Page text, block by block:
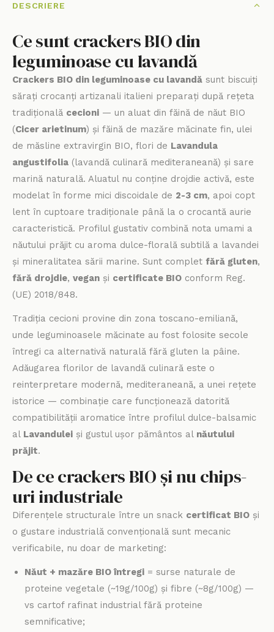
DESCRIERE
Ce sunt crackers BIO din
leguminoase cu lavandă
Crackers BIO din leguminoase cu lavandă sunt biscuiți
sărați crocanți artizanali italieni preparați după rețeta
tradițională cecioni — un aluat din făină de năut BIO
(Cicer arietinum) și făină de mazăre măcinate fin, ulei
de măsline extravirgin BIO, flori de Lavandula
angustifolia (lavandă culinară mediteraneană) și sare
marină naturală. Aluatul nu conține drojdie activă, este
modelat în forme mici discoidale de 2-3 cm, apoi copt
lent în cuptoare tradiționale până la o crocantă aurie
caracteristică. Profilul gustativ combină nota umami a
năutului prăjit cu aroma dulce-florală subtilă a lavandei
și mineralitatea sării marine. Sunt complet fără gluten,
fără drojdie, vegan și certificate BIO conform Reg.
(UE) 2018/848.
Tradiția cecioni provine din zona toscano-emiliană,
unde leguminoasele măcinate au fost folosite secole
întregi ca alternativă naturală fără gluten la pâine.
Adăugarea florilor de lavandă culinară este o
reinterpretare modernă, mediteraneană, a unei rețete
istorice — combinație care funcționează datorită
compatibilității aromatice între profilul dulce-balsamic
al Lavandulei și gustul ușor pământos al năutului
prăjit.
De ce crackers BIO și nu chips-
uri industriale
Diferențele structurale între un snack certificat BIO și
o gustare industrială convențională sunt mecanic
verificabile, nu doar de marketing:
Năut + mazăre BIO întregi = surse naturale de
proteine vegetale (~19g/100g) și fibre (~8g/100g) —
vs cartof rafinat industrial fără proteine
semnificative;